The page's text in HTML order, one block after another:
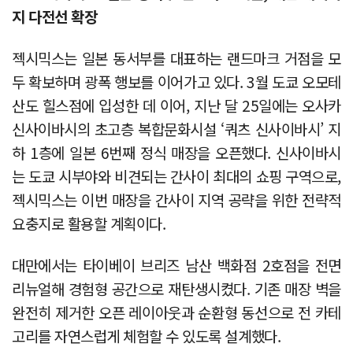
지 다전선 확장
젝시믹스는 일본 동서부를 대표하는 랜드마크 거점을 모
두 확보하며 광폭 행보를 이어가고 있다. 3월 도쿄 오모테
산도 힐스점에 입성한 데 이어, 지난 달 25일에는 오사카
신사이바시의 초고층 복합문화시설 ‘쿼츠 신사이바시’ 지
하 1층에 일본 6번째 정식 매장을 오픈했다. 신사이바시
는 도쿄 시부야와 비견되는 간사이 최대의 쇼핑 구역으로,
젝시믹스는 이번 매장을 간사이 지역 공략을 위한 전략적
요충지로 활용할 계획이다.
대만에서는 타이베이 브리즈 남산 백화점 2호점을 전면
리뉴얼해 경험형 공간으로 재탄생시켰다. 기존 매장 벽을
완전히 제거한 오픈 레이아웃과 순환형 동선으로 전 카테
고리를 자연스럽게 체험할 수 있도록 설계했다.